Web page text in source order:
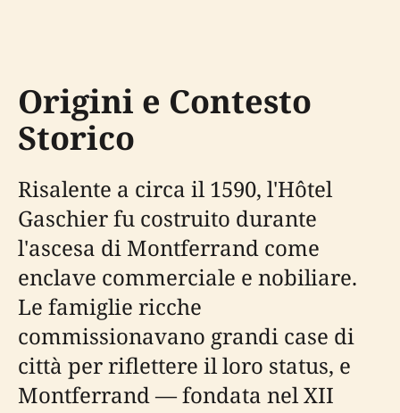
Origini e Contesto
Storico
Risalente a circa il 1590, l'Hôtel
Gaschier fu costruito durante
l'ascesa di Montferrand come
enclave commerciale e nobiliare.
Le famiglie ricche
commissionavano grandi case di
città per riflettere il loro status, e
Montferrand — fondata nel XII